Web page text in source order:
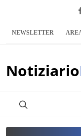
NEWSLETTER
Notiziario